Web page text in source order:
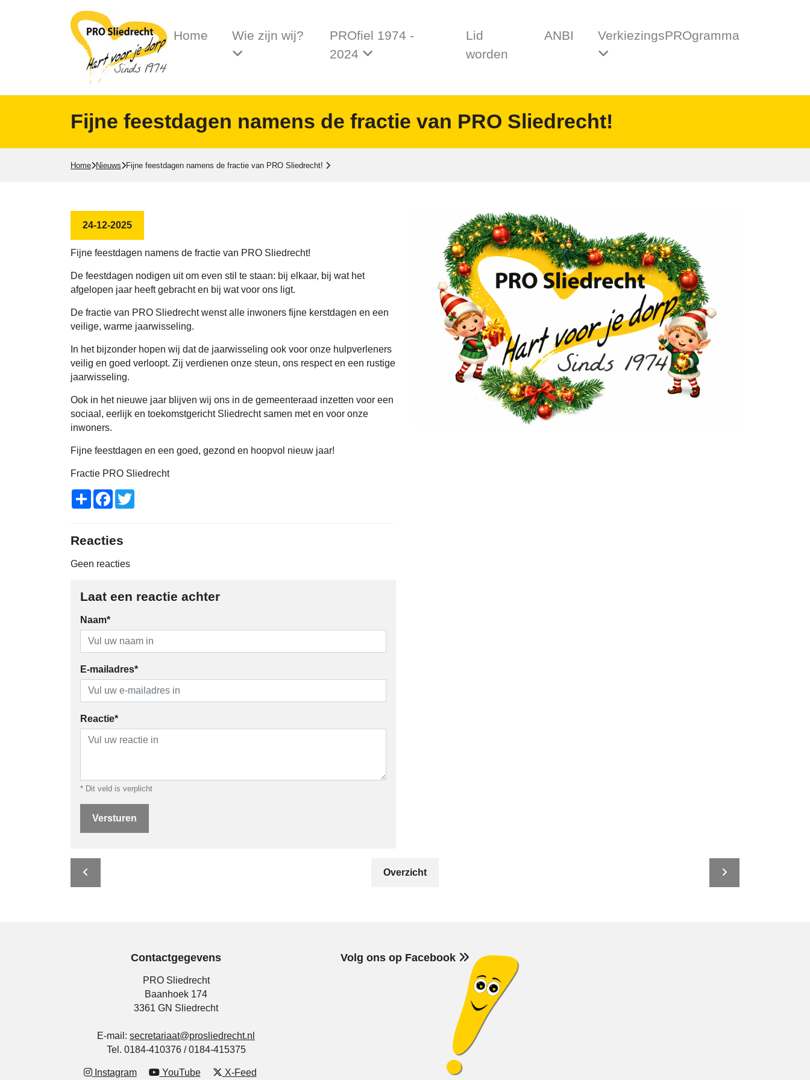
Home Wie zijn wij?
PROfiel 1974 -
2024
Lid
worden
ANBI VerkiezingsPROgramma
Fijne feestdagen namens de fractie van PRO Sliedrecht!
Home Nieuws Fijne feestdagen namens de fractie van PRO Sliedrecht!
24-12-2025
Fijne feestdagen namens de fractie van PRO Sliedrecht!
De feestdagen nodigen uit om even stil te staan: bij elkaar, bij wat het
afgelopen jaar heeft gebracht en bij wat voor ons ligt.
De fractie van PRO Sliedrecht wenst alle inwoners fijne kerstdagen en een
veilige, warme jaarwisseling.
In het bijzonder hopen wij dat de jaarwisseling ook voor onze hulpverleners
veilig en goed verloopt. Zij verdienen onze steun, ons respect en een rustige
jaarwisseling.
Ook in het nieuwe jaar blijven wij ons in de gemeenteraad inzetten voor een
sociaal, eerlijk en toekomstgericht Sliedrecht samen met en voor onze
inwoners.
Fijne feestdagen en een goed, gezond en hoopvol nieuw jaar!
Fractie PRO Sliedrecht
ShareFacebook
Reacties
Geen reacties
Laat een reactie achter
Naam*
E-mailadres*
Reactie*
* Dit veld is verplicht
Versturen
Overzicht
Contactgegevens
PRO Sliedrecht
Baanhoek 174
3361 GN Sliedrecht
E-mail: secretariaat@prosliedrecht.nl
Tel. 0184-410376 / 0184-415375
Instagram YouTube X-Feed
Volg ons op Facebook